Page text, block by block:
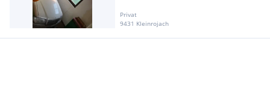
Privat
9431 Kleinrojach